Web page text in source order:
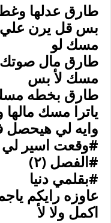
طارق عدلها
بس قل يرن
مسك لو
طارق مال صوتك
مسك لأ بس
طارق بخطه
ياترا مسك
وايه لي هيحصل
#وقعت اسير لي
#الفصل (٢)
#بقلمي دنيا
عاوزه رايكم
اكمل ولا لأ